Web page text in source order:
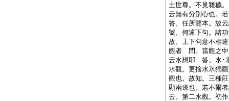
土世尊。不見雜穢
云無有分別心也。
答。任所覽本。故
號。何違下句。諸
故。上下句意不相
觀者 問。當觀之中
云水想耶 答。水･
水觀。更捨水氷獨
觀也。故知。三種
顯兩邊也。若不爾
云。第二水觀。初